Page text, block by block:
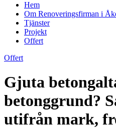
Hem
Om Renoveringsfirman i
Tjänster
Projekt
Offert
Offert
Gjuta
betonggrund?
utifrån mark,